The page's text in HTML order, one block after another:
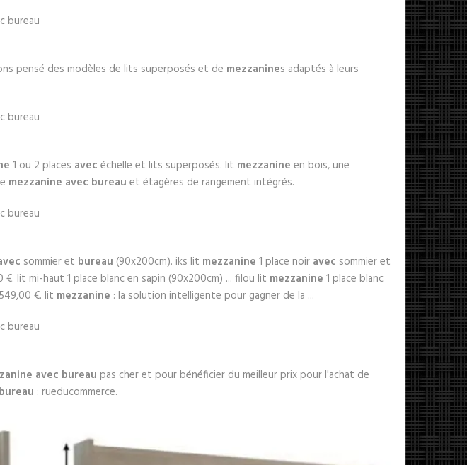
pensé des modèles de lits superposés et de mezzanines adaptés à leurs
1 ou 2 places avec échelle et lits superposés. lit mezzanine en bois, une
mezzanine avec bureau et étagères de rangement intégrés.
sommier et bureau (90x200cm). iks lit mezzanine 1 place noir avec sommier et
€. lit mi-haut 1 place blanc en sapin (90x200cm) ... filou lit mezzanine 1 place blanc
€. lit mezzanine : la solution intelligente pour gagner de la ...
avec bureau pas cher et pour bénéficier du meilleur prix pour l'achat de
: rueducommerce.